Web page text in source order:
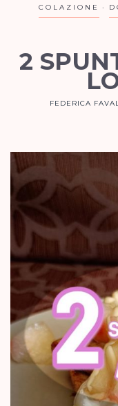
COLAZIONE
2
FEDERICA